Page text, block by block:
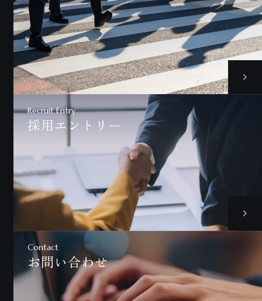
Recruit Entry
採用エントリー
Contact
お問い合わせ